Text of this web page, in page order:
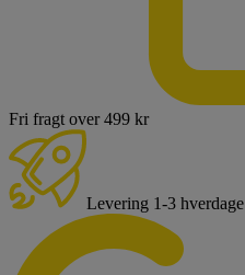
Fri fragt over 499 kr
Levering 1-3 hverdage